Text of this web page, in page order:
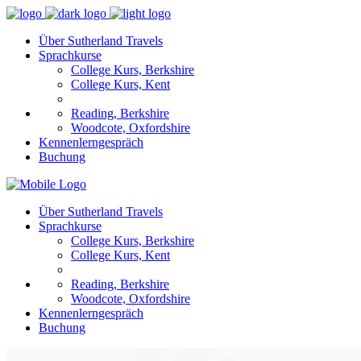
Über Sutherland Travels
Sprachkurse
College Kurs, Berkshire
College Kurs, Kent
Reading, Berkshire
Woodcote, Oxfordshire
Kennenlerngespräch
Buchung
Über Sutherland Travels
Sprachkurse
College Kurs, Berkshire
College Kurs, Kent
Reading, Berkshire
Woodcote, Oxfordshire
Kennenlerngespräch
Buchung